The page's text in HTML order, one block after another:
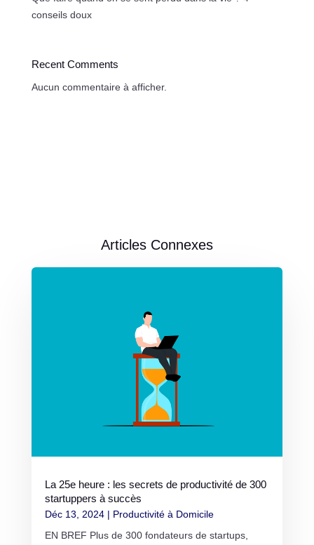
conseils doux
Recent Comments
Aucun commentaire à afficher.
Articles Connexes
La 25e heure : les secrets de productivité de 300
startuppers à succès
Déc 13, 2024| Productivité à Domicile
EN BREF Plus de 300 fondateurs de startups,